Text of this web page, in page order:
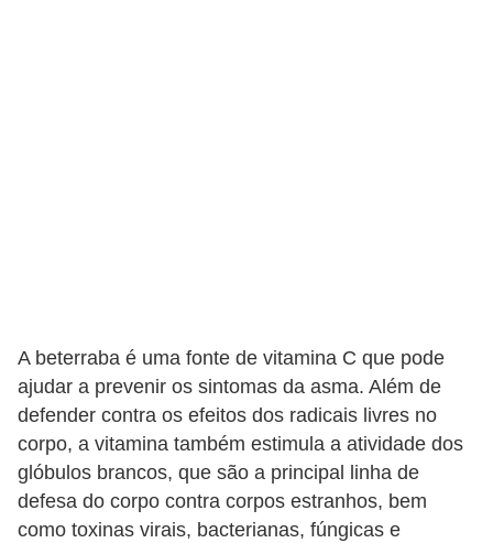
A beterraba é uma fonte de vitamina C que pode
ajudar a prevenir os sintomas da asma. Além de
defender contra os efeitos dos radicais livres no
corpo, a vitamina também estimula a atividade dos
glóbulos brancos, que são a principal linha de
defesa do corpo contra corpos estranhos, bem
como toxinas virais, bacterianas, fúngicas e